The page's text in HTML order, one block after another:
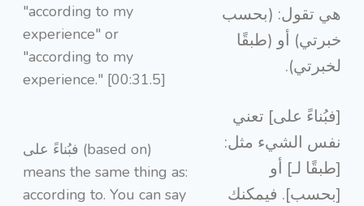
"according to my
experience" or
"according to my
experience." [00:31.5]
هي تقول: (بحسب
خبرتي) أو (طبقًا
لخبرتي).
فبُناءً على (based on)
means the same thing as:
according to. You can say
[فبُناءً على] تعني
نفس الشيء مثل:
[طبقًا لـ] أو
[بحسب]. فيمكنك